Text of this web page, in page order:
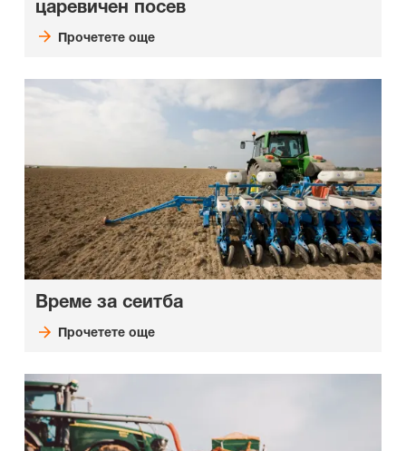
царевичен посев
Прочетете още
Време за сеитба
Прочетете още